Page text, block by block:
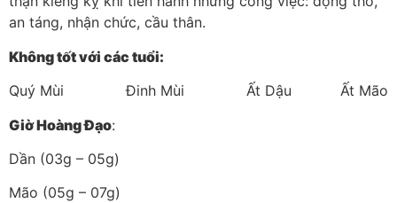
an táng, nhận chức, cầu thân.
Không tốt với các tuổi:
Quý Mùi Đinh Mùi Ất Dậu Ất Mão
Giờ Hoàng Đạo:
Dần (03g – 05g)
Mão (05g – 07g)